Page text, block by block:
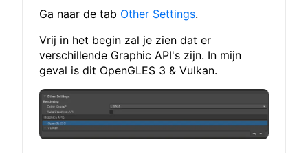
Ga naar de tab Other Settings.
Vrij in het begin zal je zien dat er
verschillende Graphic API's zijn. In mijn
geval is dit OpenGLES 3 & Vulkan.